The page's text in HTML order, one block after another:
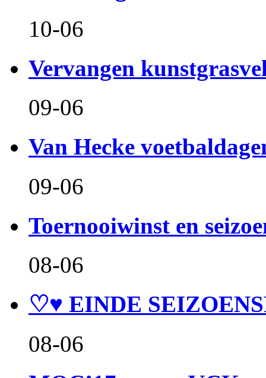
10-06
Vervangen
09-06
Van Hecke
09-06
Toernooiwinst en
08-06
♡♥ EINDE
08-06